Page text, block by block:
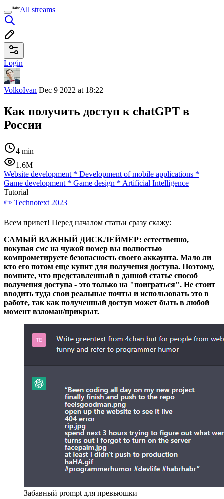
All streams
Login
VolkoIvan Dec 9 2022 at 18:22
Как получить доступ к chatGPT в
России
4 min
1.6M
Website development * Development of mobile applications *
Game development * Game design * Artificial Intelligence
Tutorial
✏️ Technotext 2023
Всем привет! Перед началом статьи сразу скажу:
САМЫЙ ВАЖНЫЙ ДИСКЛЕЙМЕР: естественно,
покупая смс на чужой номер вы полностью
компрометируете безопасность своего аккаунта. Мало ли
кто его потом еще купит для получения доступа. Поэтому,
помните, что представленный в данной статье способ
получения доступа - это только на "поиграться". Не стоит
вводить туда свои реальные почты и использовать это в
работе, так как полученный доступ может быть в любой
момент взломан/прикрыт.
Забавный prompt для превьюшки